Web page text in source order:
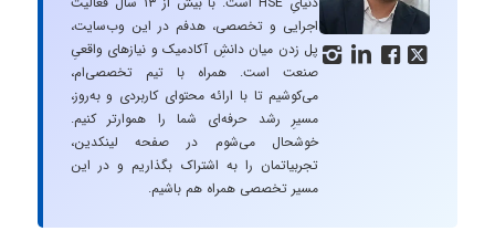
   
اجرایی و تخصصی، هدفم در این وب‌سایت،
پل زدن میان دانشِ آکادمیک و نیازهای واقعیِ
صنعت است. همراه با تیم تخصصی‌ام،
می‌کوشیم تا با ارائه محتوای کاربردی و به‌روز،
مسیرِ رشد حرفه‌ای شما را هموارتر کنیم.
خوشحال می‌شوم در صفحه لینکدین،
تجربیاتمان را به اشتراک بگذاریم و در این
مسیر تخصصی همراه هم باشیم.